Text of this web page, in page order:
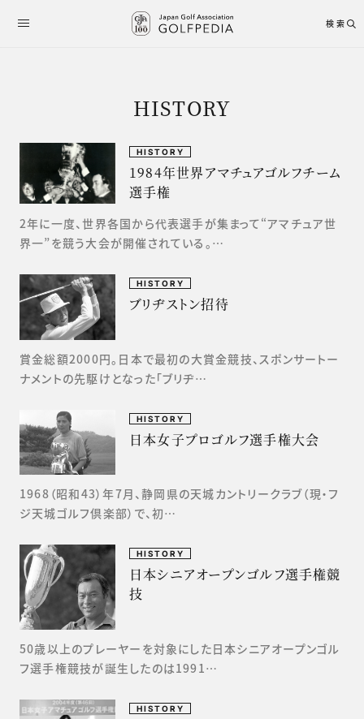
検索
HISTORY
HISTORY
1984年世界アマチュアゴルフチーム
選手権
2年に一度、世界各国から代表選手が集まって“アマチュア世
界一”を競う大会が開催されている。…
HISTORY
ブリヂストン招待
賞金総額2000円。日本で最初の大賞金競技、スポンサートー
ナメントの先駆けとなった「ブリヂ…
HISTORY
日本女子プロゴルフ選手権大会
1968（昭和43）年7月、静岡県の天城カントリークラブ（現・フ
ジ天城ゴルフ倶楽部）で、初…
HISTORY
日本シニアオープンゴルフ選手権競
技
50歳以上のプレーヤーを対象にした日本シニアオープンゴル
フ選手権競技が誕生したのは1991…
HISTORY